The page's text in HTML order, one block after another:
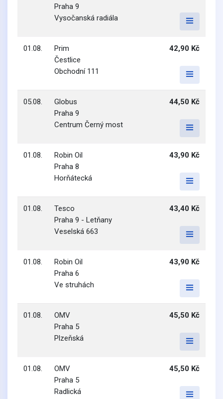
Praha 9
Vysočanská radiála
01.08.
Prim
Čestlice
Obchodní 111
42,90 Kč
05.08.
Globus
Praha 9
Centrum Černý most
44,50 Kč
01.08.
Robin Oil
Praha 8
Horňátecká
43,90 Kč
01.08.
Tesco
Praha 9 - Letňany
Veselská 663
43,40 Kč
01.08.
Robin Oil
Praha 6
Ve struhách
43,90 Kč
01.08.
OMV
Praha 5
Plzeňská
45,50 Kč
01.08.
OMV
Praha 5
Radlická
45,50 Kč